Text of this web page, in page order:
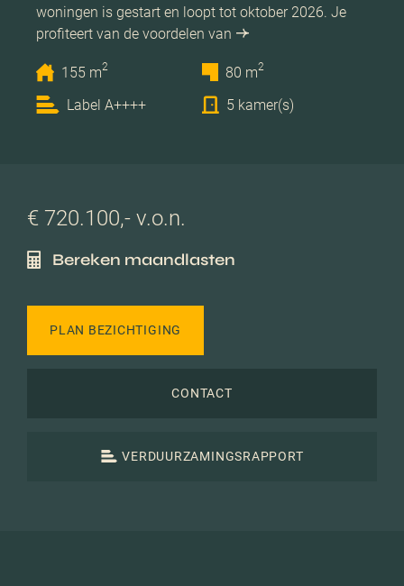
woningen is gestart en loopt tot oktober 2026. Je
profiteert van de voordelen van
155 m2 80 m2
Label A++++ 5 kamer(s)
€ 720.100,- v.o.n.
Bereken maandlasten
PLAN BEZICHTIGING
CONTACT
VERDUURZAMINGSRAPPORT